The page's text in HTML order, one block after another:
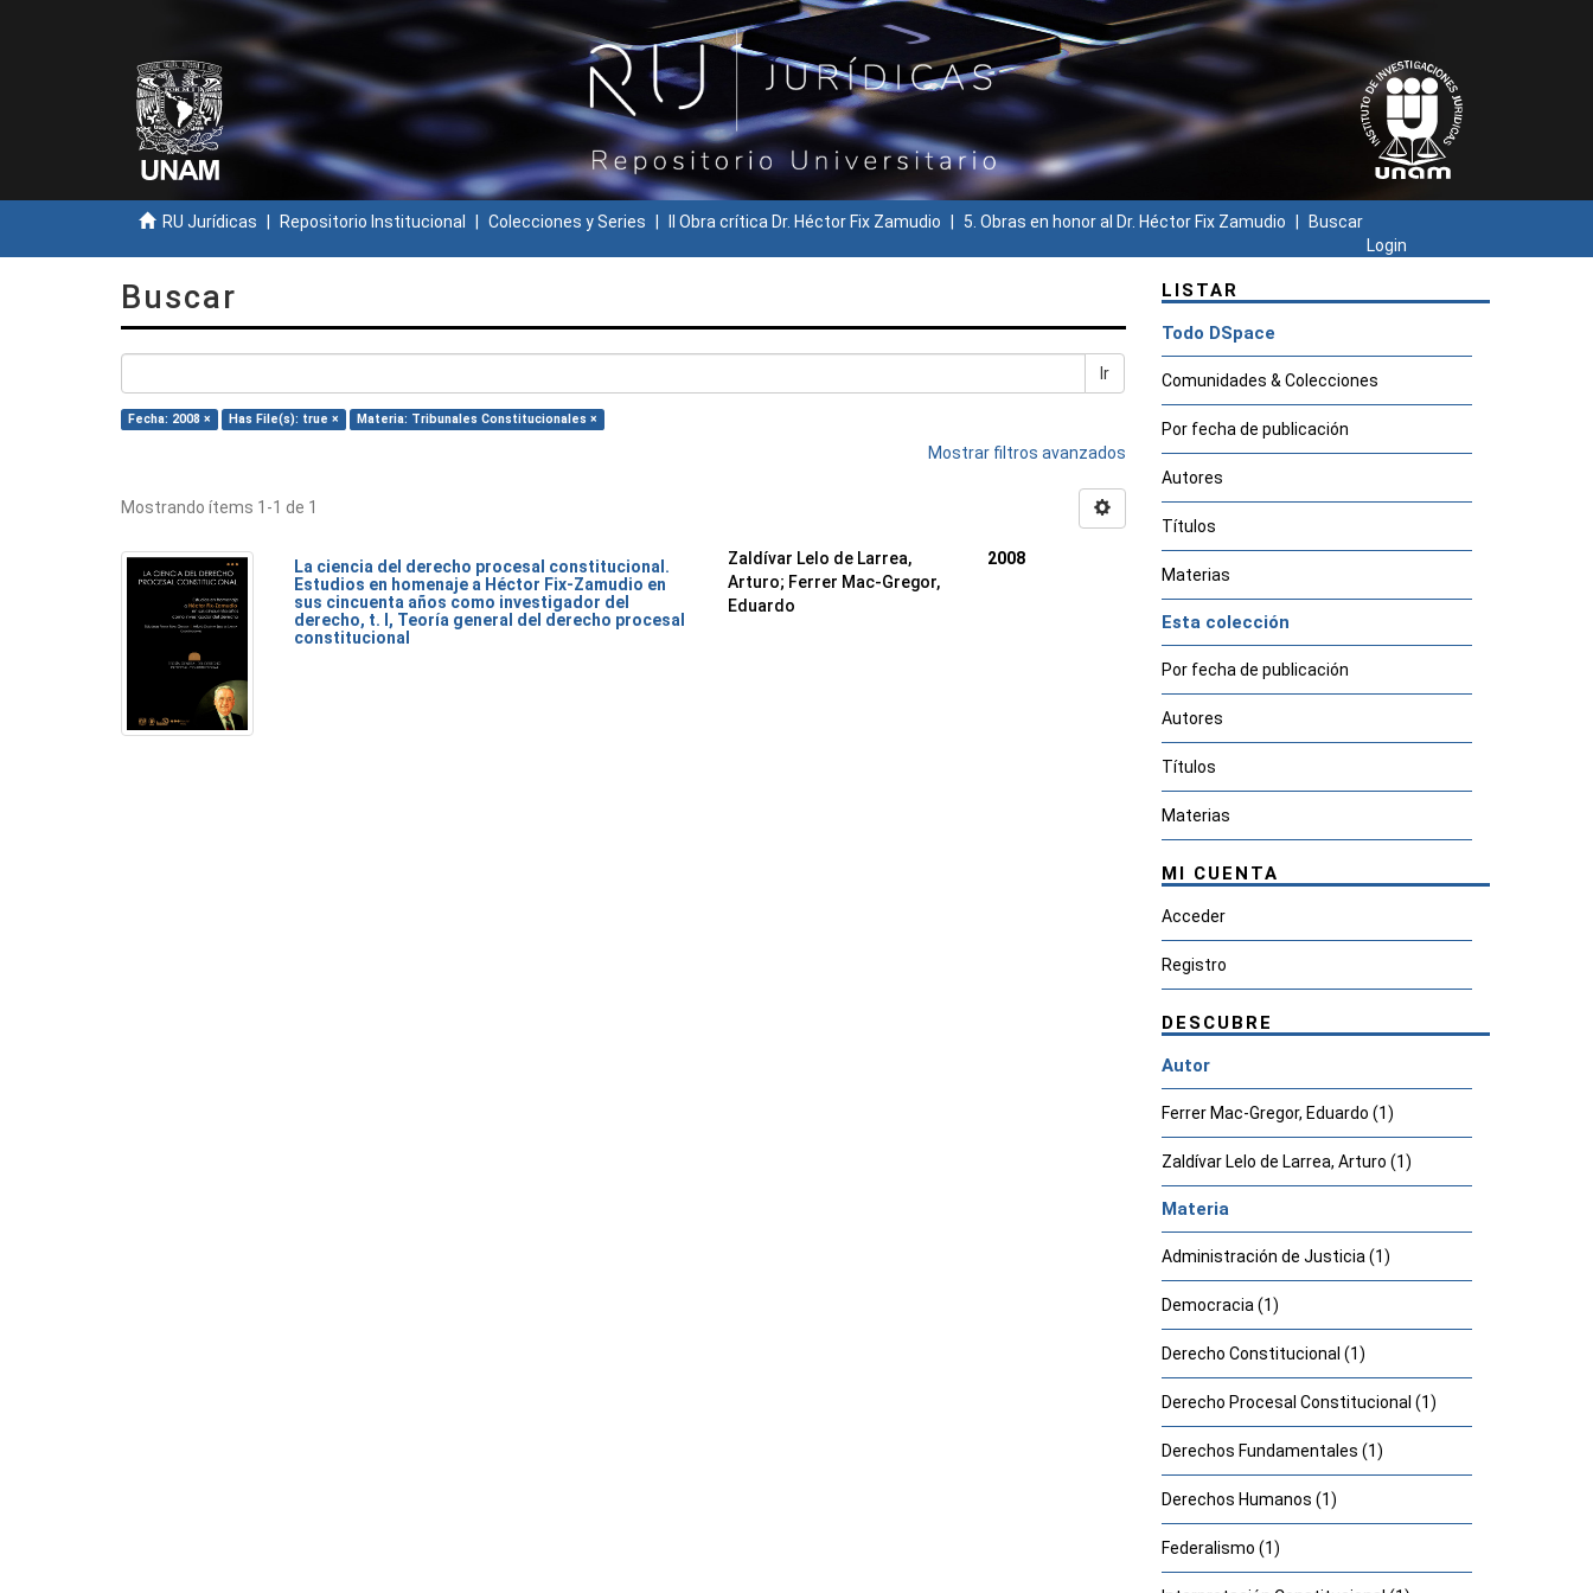
RU Jurídicas Repositorio Institucional Colecciones y Series II Obra crítica Dr. Héctor Fix Zamudio 5. Obras en honor al Dr. Héctor Fix Zamudio
Buscar
Login
Buscar
Ir
Fecha: 2008 × Has File(s): true × Materia: Tribunales Constitucionales ×
Mostrar filtros avanzados
Mostrando ítems 1-1 de 1
La ciencia del derecho procesal constitucional.
Estudios en homenaje a Héctor Fix-Zamudio en
sus cincuenta años como investigador del
derecho, t. I, Teoría general del derecho procesal
constitucional
Zaldívar Lelo de Larrea,
Arturo; Ferrer Mac-Gregor,
Eduardo
2008
LISTAR
Todo DSpace
Comunidades & Colecciones
Por fecha de publicación
Autores
Títulos
Materias
Esta colección
Por fecha de publicación
Autores
Títulos
Materias
MI CUENTA
Acceder
Registro
DESCUBRE
Autor
Ferrer Mac-Gregor, Eduardo (1)
Zaldívar Lelo de Larrea, Arturo (1)
Materia
Administración de Justicia (1)
Democracia (1)
Derecho Constitucional (1)
Derecho Procesal Constitucional (1)
Derechos Fundamentales (1)
Derechos Humanos (1)
Federalismo (1)